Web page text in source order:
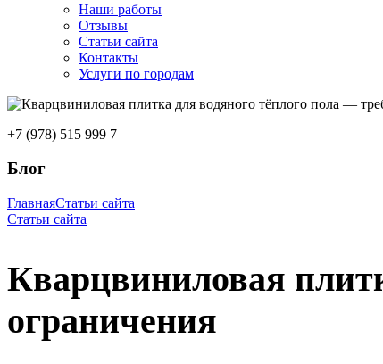
Наши работы
Отзывы
Статьи сайта
Контакты
Услуги по городам
+7 (978) 515 999 7
Блог
ГлавнаяСтатьи сайта
Статьи сайта
Кварцвиниловая
ограничения